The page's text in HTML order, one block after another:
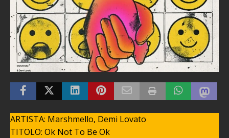
ARTISTA: Marshmello, Demi Lovato
TITOLO: Ok Not To Be Ok